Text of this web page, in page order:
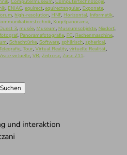
, Computermuseum, Computertechnologie,
, ENIAC, equirect, equirectangular, Exponate,
, high-resolution, HNF, Horizontal, Informatik,
, Kugelpanorama,
3, musée, Museum, Museumsobjekte, Nixdorf,
, Panoramafotografie, PC, Rechenmaschine,
, Schachtürke, Software, sphärisch, spherical,
, Tour, Virtual Reality, virtuelle Realität,
virtuelle, VR, Zeitreise, Zuse Z11.
und interaktion